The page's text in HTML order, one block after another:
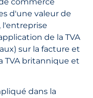
d'une valeur de
l'entreprise
de la TVA
sur la facture et
TVA britannique et
dans la